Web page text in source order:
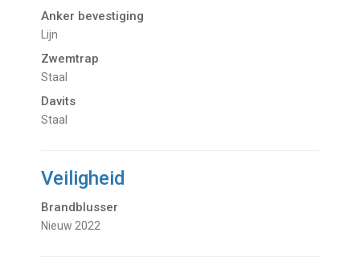
Anker bevestiging
Lijn
Zwemtrap
Staal
Davits
Staal
Veiligheid
Brandblusser
nieuw 2022